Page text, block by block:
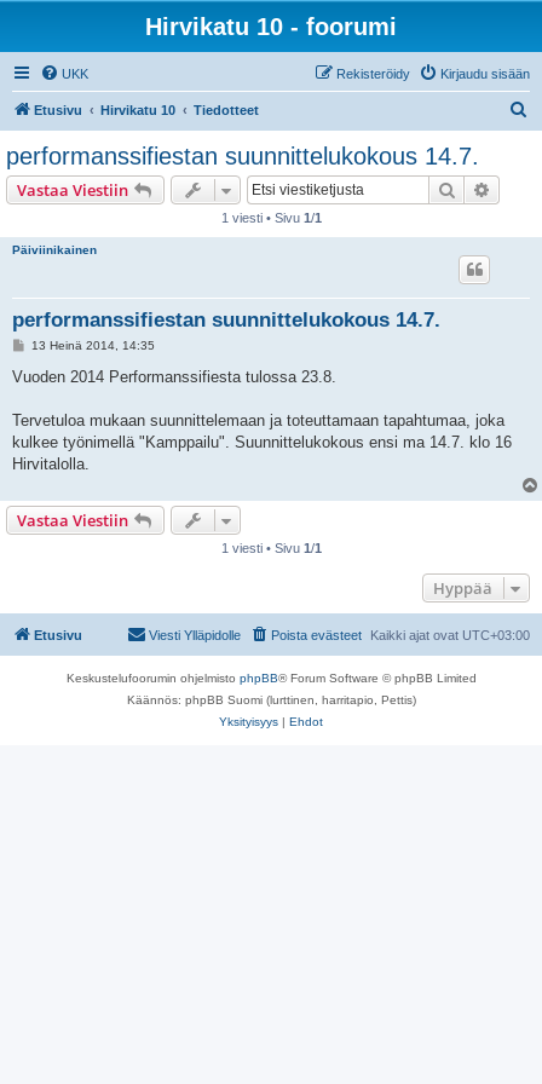
Hirvikatu 10 - foorumi
UKK Kirjaudu sisään
Rekisteröidy
Etusivu Hirvikatu 10 Tiedotteet
performanssifiestan suunnittelukokous 14.7.
Vastaa Viestiin Etsi
1 viesti • Sivu 1/1
Päiviinikainen
performanssifiestan suunnittelukokous 14.7.
V
e
i
13 Heinä 2014, 14:35
Vuoden 2014 Performanssifiesta tulossa 23.8.
Tervetuloa mukaan suunnittelemaan ja toteuttamaan tapahtumaa, joka
kulkee työnimellä "Kamppailu". Suunnittelukokous ensi ma 14.7. klo 16
Hirvitalolla.
Vastaa Viestiin
1 viesti • Sivu 1/1
Hyppää
Etusivu Kaikki ajat ovat UTC+03:00
Poista evästeet
Viesti Ylläpidolle
Keskustelufoorumin ohjelmisto phpBB® Forum Software © phpBB Limited
Käännös: phpBB Suomi (lurttinen, harritapio, Pettis)
Yksityisyys | Ehdot